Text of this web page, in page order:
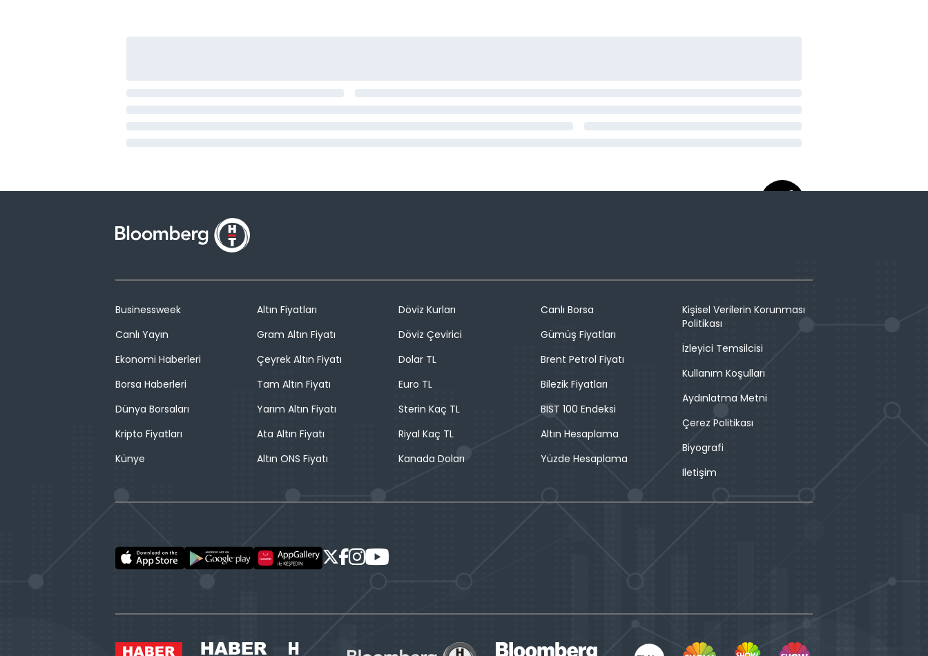
Businessweek
Canlı Yayın
Ekonomi Haberleri
Borsa Haberleri
Dünya Borsaları
Kripto Fiyatları
Künye
Altın Fiyatları
Gram Altın Fiyatı
Çeyrek Altın Fiyatı
Tam Altın Fiyatı
Yarım Altın Fiyatı
Ata Altın Fiyatı
Altın ONS Fiyatı
Döviz Kurları
Döviz Çevirici
Dolar TL
Euro TL
Sterin Kaç TL
Riyal Kaç TL
Kanada Doları
Canlı Borsa
Gümüş Fiyatları
Brent Petrol Fiyatı
Bilezik Fiyatları
BIST 100 Endeksi
Altın Hesaplama
Yüzde Hesaplama
Kişisel Verilerin Korunması
Politikası
İzleyici Temsilcisi
Kullanım Koşulları
Aydınlatma Metni
Çerez Politikası
Biyografi
İletişim